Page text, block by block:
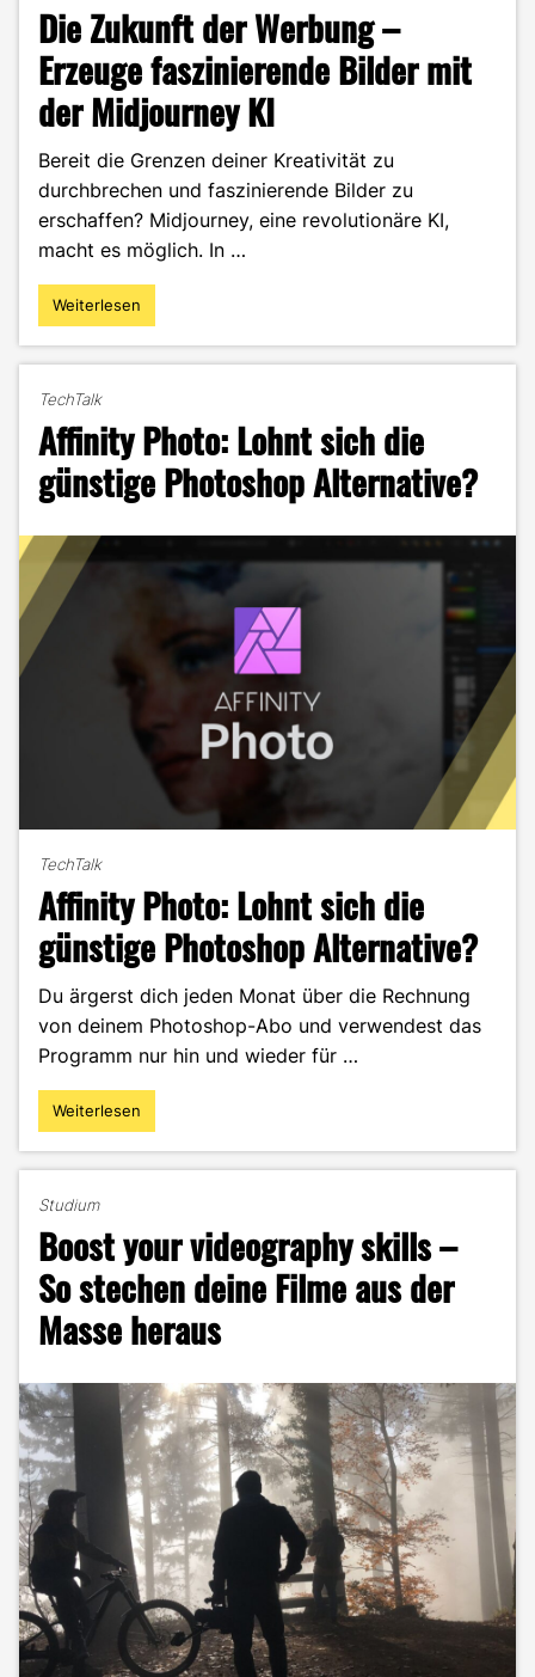
Die Zukunft der Werbung –
Erzeuge faszinierende Bilder mit
der Midjourney KI
Bereit die Grenzen deiner Kreativität zu
durchbrechen und faszinierende Bilder zu
erschaffen? Midjourney, eine revolutionäre KI,
macht es möglich. In …
"Die
Zukunft
–
Erzeuge
faszinierende
Bilder
mit
der
Midjourney
Weiterlesen
TechTalk
Affinity Photo: Lohnt sich die
günstige Photoshop Alternative?
TechTalk
Affinity Photo: Lohnt sich die
günstige Photoshop Alternative?
Du ärgerst dich jeden Monat über die Rechnung
von deinem Photoshop-Abo und verwendest das
Programm nur hin und wieder für …
"Affinity
Photo:
die
günstige
Photoshop
Alternative?"
Weiterlesen
Studium
Boost your videography skills –
So stechen deine Filme aus der
Masse heraus